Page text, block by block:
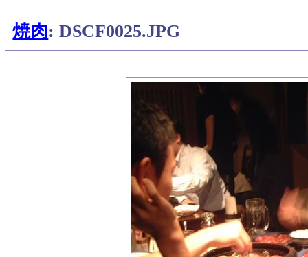
焼肉: DSCF0025.JPG